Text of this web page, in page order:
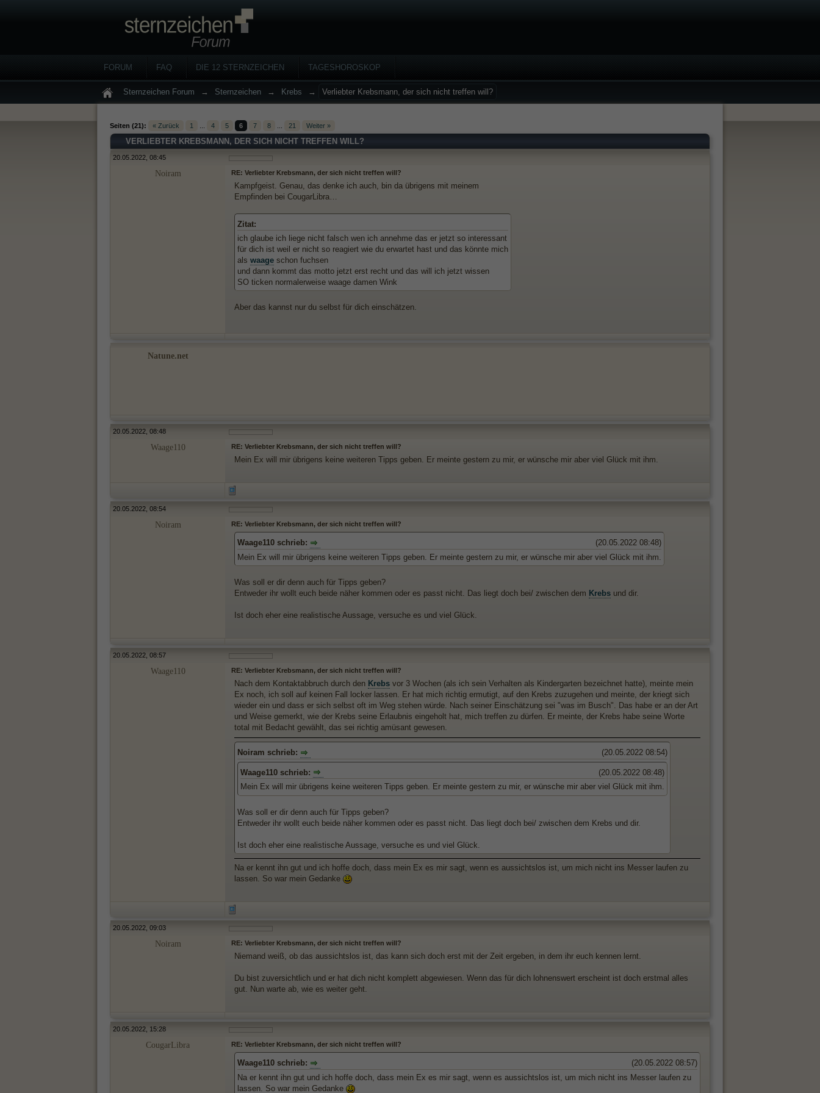
FORUM FAQ DIE 12 STERNZEICHEN TAGESHOROSKOP
Sternzeichen Forum → Sternzeichen → Krebs → Verliebter Krebsmann, der sich nicht treffen will?
Seiten (21): « Zurück 1 4 5 6 7 8 21 Weiter »
VERLIEBTER KREBSMANN, DER SICH NICHT TREFFEN WILL?
20.05.2022, 08:45
Noiram RE: Verliebter Krebsmann, der sich nicht treffen will?
Kampfgeist. Genau, das denke ich auch, bin da übrigens mit meinem
Empfinden bei CougarLibra…
Zitat:
ich glaube ich liege nicht falsch wen ich annehme das er jetzt so interessant
für dich ist weil er nicht so reagiert wie du erwartet hast und das könnte mich
als waage schon fuchsen
und dann kommt das motto jetzt erst recht und das will ich jetzt wissen
SO ticken normalerweise waage damen Wink
Aber das kannst nur du selbst für dich einschätzen.
Natune.net
20.05.2022, 08:48
Waage110 RE: Verliebter Krebsmann, der sich nicht treffen will?
Mein Ex will mir übrigens keine weiteren Tipps geben. Er meinte gestern zu mir, er wünsche mir aber viel Glück mit ihm.
20.05.2022, 08:54
Noiram RE: Verliebter Krebsmann, der sich nicht treffen will?
(20.05.2022 08:48)
Waage110 schrieb:
Mein Ex will mir übrigens keine weiteren Tipps geben. Er meinte gestern zu mir, er wünsche mir aber viel Glück mit ihm.
Was soll er dir denn auch für Tipps geben?
Entweder ihr wollt euch beide näher kommen oder es passt nicht. Das liegt doch bei/ zwischen dem Krebs und dir.
Ist doch eher eine realistische Aussage, versuche es und viel Glück.
20.05.2022, 08:57
Waage110 RE: Verliebter Krebsmann, der sich nicht treffen will?
Nach dem Kontaktabbruch durch den Krebs vor 3 Wochen (als ich sein Verhalten als Kindergarten bezeichnet hatte), meinte mein
Ex noch, ich soll auf keinen Fall locker lassen. Er hat mich richtig ermutigt, auf den Krebs zuzugehen und meinte, der kriegt sich
wieder ein und dass er sich selbst oft im Weg stehen würde. Nach seiner Einschätzung sei "was im Busch". Das habe er an der Art
und Weise gemerkt, wie der Krebs seine Erlaubnis eingeholt hat, mich treffen zu dürfen. Er meinte, der Krebs habe seine Worte
total mit Bedacht gewählt, das sei richtig amüsant gewesen.
(20.05.2022 08:54)
Noiram schrieb:
(20.05.2022 08:48)
Waage110 schrieb:
Mein Ex will mir übrigens keine weiteren Tipps geben. Er meinte gestern zu mir, er wünsche mir aber viel Glück mit ihm.
Was soll er dir denn auch für Tipps geben?
Entweder ihr wollt euch beide näher kommen oder es passt nicht. Das liegt doch bei/ zwischen dem Krebs und dir.
Ist doch eher eine realistische Aussage, versuche es und viel Glück.
Na er kennt ihn gut und ich hoffe doch, dass mein Ex es mir sagt, wenn es aussichtslos ist, um mich nicht ins Messer laufen zu
lassen. So war mein Gedanke
20.05.2022, 09:03
Noiram RE: Verliebter Krebsmann, der sich nicht treffen will?
Niemand weiß, ob das aussichtslos ist, das kann sich doch erst mit der Zeit ergeben, in dem ihr euch kennen lernt.
Du bist zuversichtlich und er hat dich nicht komplett abgewiesen. Wenn das für dich lohnenswert erscheint ist doch erstmal alles
gut. Nun warte ab, wie es weiter geht.
20.05.2022, 15:28
CougarLibra RE: Verliebter Krebsmann, der sich nicht treffen will?
(20.05.2022 08:57)
Waage110 schrieb:
Na er kennt ihn gut und ich hoffe doch, dass mein Ex es mir sagt, wenn es aussichtslos ist, um mich nicht ins Messer laufen zu
lassen. So war mein Gedanke